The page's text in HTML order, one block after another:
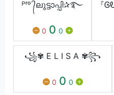
ᴾʳᵒ ᭄ലുട്ടാപ്പി✰࿐
0 0 0
『
꧁✾ E L I S A ✾꧂
0 0 0